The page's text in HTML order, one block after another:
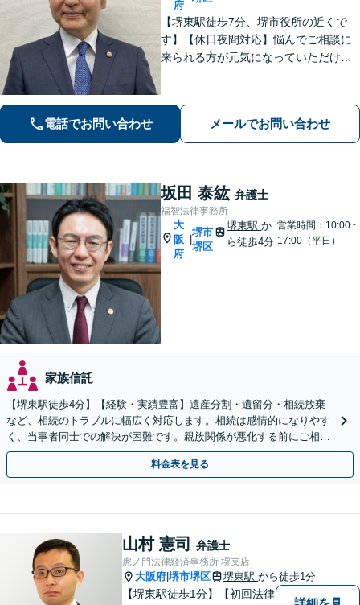
府
【堺東駅徒歩7分、堺市役所の近くで
す】【休日夜間対応】悩んでご相談に
来られる方が元気になっていただける
ください。分野によっては、初回30分
間の無料相談を実施しております。
電話でお問い合わせ メールでお問い合わせ
坂田 泰紘 弁護士
福智法律事務所
大
阪
府
|
堺市
堺区
堺東駅か
ら徒歩4分
営業時間：10:00~
17:00（平日）
家族信託
【堺東駅徒歩4分】【経験・実績豊富】遺産分割・遺留分・相続放棄
など、相続のトラブルに幅広く対応します。相続は感情的になりやす
く、当事者同士での解決が困難です。親族関係が悪化する前にご相談
ください。【夜間・休日対応可能】【完全個室完備】
料金表を見る
山村 憲司 弁護士
虎ノ門法律経済事務所 堺支店
大阪府 堺市堺区 堺東駅 から徒歩1分
【堺東駅徒歩1分】【初回法律